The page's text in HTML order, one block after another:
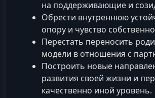
на поддерживающие и
Обрести внутреннюю
опору и чувство
Перестать переносить
модели в отношения с
Построить новые
развития своей жизни и
качественно иной уровень.